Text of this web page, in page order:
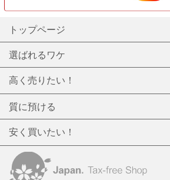
トップページ
選ばれるワケ
高く売りたい！
質に預ける
安く買いたい！